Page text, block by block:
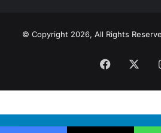
© Copyright 2026, All Rights
Facebook